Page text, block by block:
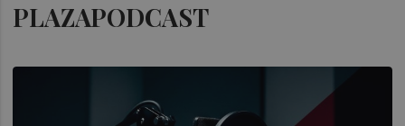
PLAZAPODCAST